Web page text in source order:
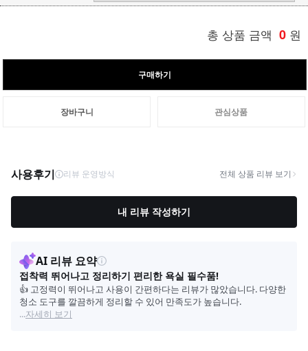
총 상품 금액 0 원
구매하기
장바구니 관심상품